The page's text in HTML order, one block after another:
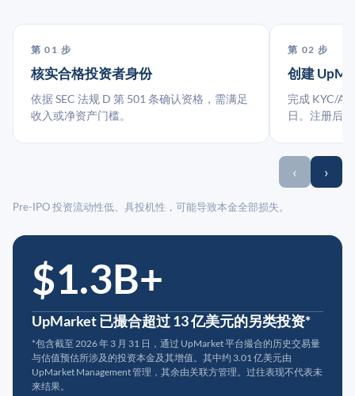
第 01 步
核实合格投资者身份
依据 SEC 法规 D 第 501 条确认资格，需满足
收入或净资产门槛。
第 02 步
创建
完成 KYC/
日。注册后
‹ ›
Pre-IPO 投资流动性低、具投机性，可能导致本金全部损失。
$1.3B+
UpMarket 已撮合超过 13 亿美元的另类投资*
*包含截至 2026 年 3 月 31 日，通过 UpMarket 平台撮合的历史交易量
与估值预估所涉及的投资本金及其增值。其中约 3.01 亿美元由
UpMarket Management 管理，其余由关联方管理。过往表现不代表未
来结果。